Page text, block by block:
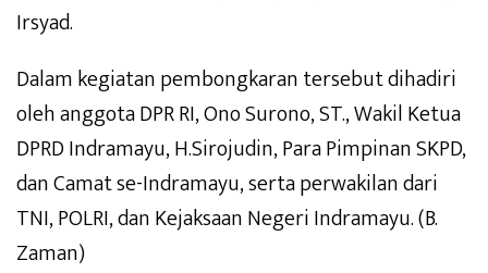
Irsyad.
Dalam kegiatan pembongkaran tersebut dihadiri
oleh anggota DPR RI, Ono Surono, ST., Wakil Ketua
DPRD Indramayu, H.Sirojudin, Para Pimpinan SKPD,
dan Camat se-Indramayu, serta perwakilan dari
TNI, POLRI, dan Kejaksaan Negeri Indramayu. (B.
Zaman)